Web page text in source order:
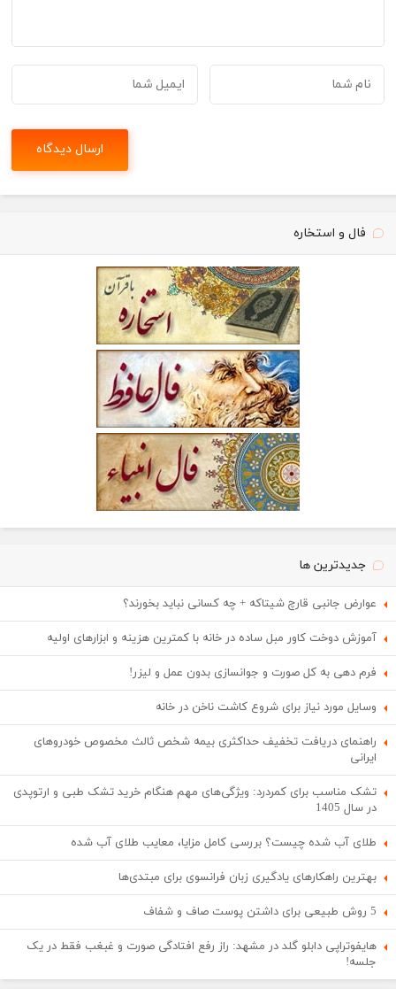
فال و استخاره
جدیدترین ها
عوارض جانبی قارچ شیتاکه + چه کسانی نباید بخورند؟
آموزش دوخت کاور مبل ساده در خانه با کمترین هزینه و ابزارهای اولیه
فرم دهی به کل صورت و جوانسازی بدون عمل و لیزر!
وسایل مورد نیاز برای شروع کاشت ناخن در خانه
راهنمای دریافت تخفیف حداکثری بیمه شخص ثالث مخصوص خودروهای
ایرانی
تشک مناسب برای کمردرد: ویژگی‌های مهم هنگام خرید تشک طبی و ارتوپدی
در سال 1405
طلای آب شده چیست؟ بررسی کامل مزایا، معایب طلای آب شده
بهترین راهکارهای یادگیری زبان فرانسوی برای مبتدی‌ها
5 روش طبیعی برای داشتن پوست صاف و شفاف
هایفوتراپی دابلو گلد در مشهد: راز رفع افتادگی صورت و غبغب فقط در یک
جلسه!